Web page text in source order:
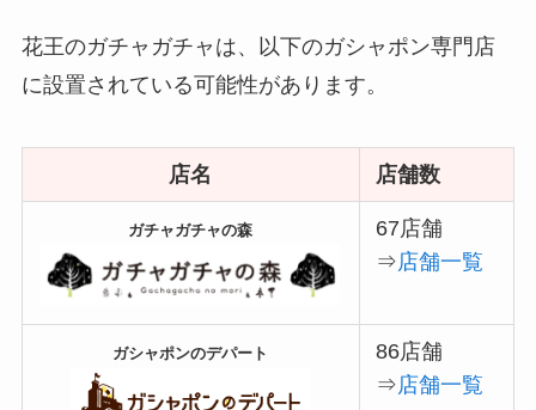
花王のガチャガチャは、以下のガシャポン専門店
に設置されている可能性があります。
店名 店舗数
ガチャガチャの森
67店舗
⇒店舗一覧
ガシャポンのデパート
86店舗
⇒店舗一覧